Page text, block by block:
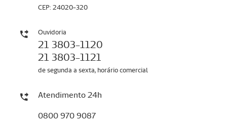
CEP: 24020-320
Ouvidoria
21 3803-1120
21 3803-1121
de segunda a sexta, horário comercial
Atendimento 24h
0800 970 9087